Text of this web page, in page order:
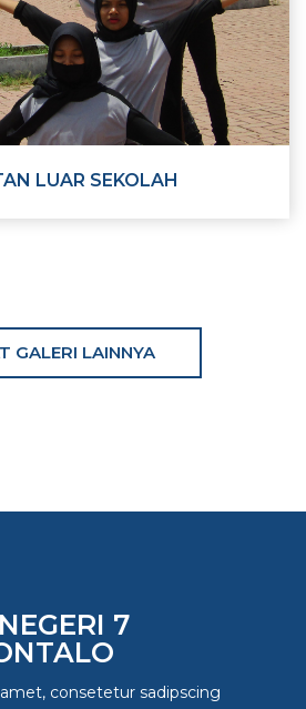
LUAR SEKOLAH
GALERI LAINNYA
7
consetetur sadipscing